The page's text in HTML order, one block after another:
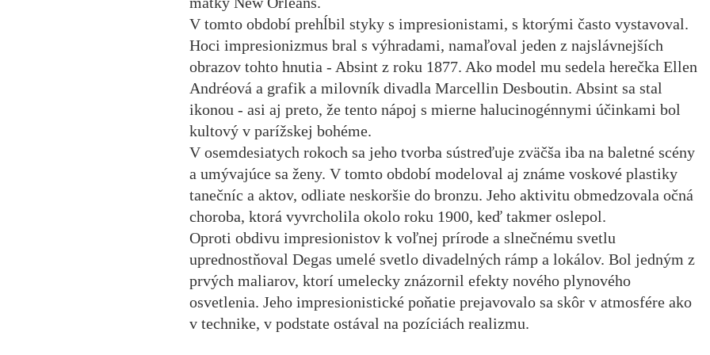
V tomto období prehĺbil styky s impresionistami, s ktorými často vystavoval.
Hoci impresionizmus bral s výhradami, namaľoval jeden z najslávnejších
obrazov tohto hnutia - Absint z roku 1877. Ako model mu sedela herečka Ellen
Andréová a grafik a milovník divadla Marcellin Desboutin. Absint sa stal
ikonou - asi aj preto, že tento nápoj s mierne halucinogénnymi účinkami bol
kultový v parížskej bohéme.
V osemdesiatych rokoch sa jeho tvorba sústreďuje zväčša iba na baletné scény
a umývajúce sa ženy. V tomto období modeloval aj známe voskové plastiky
tanečníc a aktov, odliate neskoršie do bronzu. Jeho aktivitu obmedzovala očná
choroba, ktorá vyvrcholila okolo roku 1900, keď takmer oslepol.
Oproti obdivu impresionistov k voľnej prírode a slnečnému svetlu
uprednostňoval Degas umelé svetlo divadelných rámp a lokálov. Bol jedným z
prvých maliarov, ktorí umelecky znázornil efekty nového plynového
osvetlenia. Jeho impresionistické poňatie prejavovalo sa skôr v atmosfére ako
v technike, v podstate ostával na pozíciách realizmu.